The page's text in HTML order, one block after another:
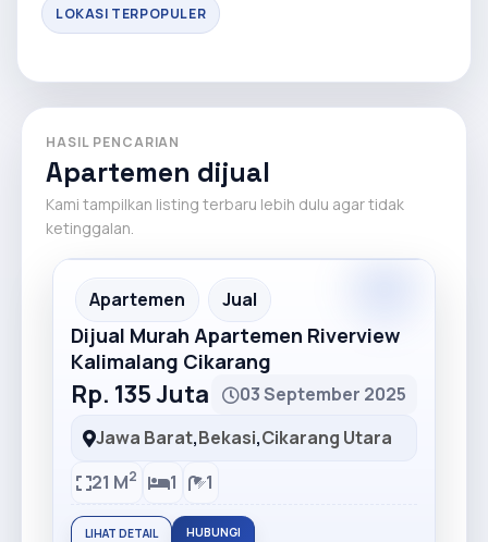
LOKASI TERPOPULER
HASIL PENCARIAN
Apartemen dijual
Kami tampilkan listing terbaru lebih dulu agar tidak
ketinggalan.
Recommended
Apartemen Jual
Dijual Murah Apartemen Riverview
Kalimalang Cikarang
Rp. 135 Juta
03 September 2025
Jawa Barat,Bekasi,Cikarang Utara
21 M2 1 1
LIHAT DETAIL HUBUNGI